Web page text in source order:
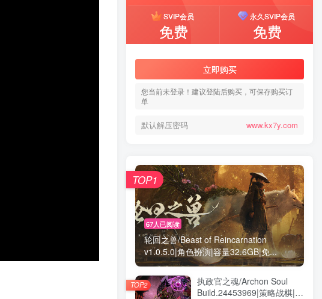
SVIP会员
免费
永久SVIP会员
免费
立即购买
您当前未登录！建议登陆后购买，可保存购买订
单
默认解压密码 www.kx7y.com
67人已阅读
轮回之兽/Beast of Reincarnation
v1.0.5.0|角色扮演|容量32.6GB|免...
TOP1
执政官之魂/Archon Soul
Build.24453969|策略战棋|容
TOP2